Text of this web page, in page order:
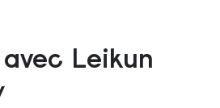
Leikun